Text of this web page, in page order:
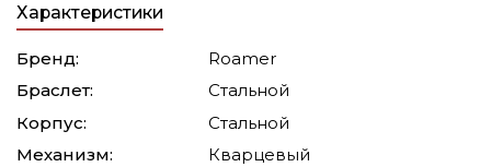
Характеристики
Бренд:
Roamer
Браслет:
Стальной
Корпус:
Стальной
Механизм:
Кварцевый